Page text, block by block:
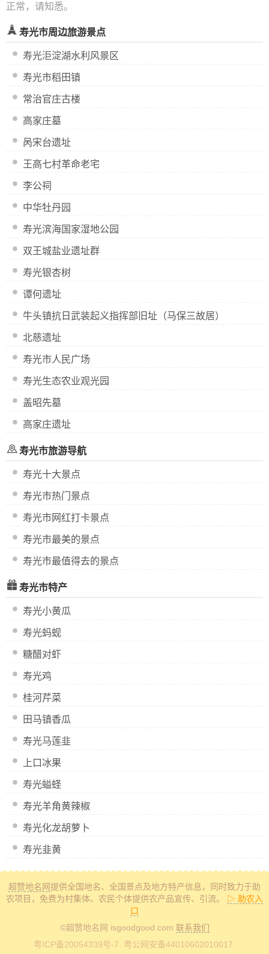
正常，请知悉。
寿光市周边旅游景点
寿光洰淀湖水利风景区
寿光市稻田镇
常治官庄古楼
高家庄墓
呙宋台遗址
王高七村革命老宅
李公祠
中华牡丹园
寿光滨海国家湿地公园
双王城盐业遗址群
寿光银杏树
谭何遗址
牛头镇抗日武装起义指挥部旧址（马保三故居）
北慈遗址
寿光市人民广场
寿光生态农业观光园
盖昭先墓
高家庄遗址
寿光市旅游导航
寿光十大景点
寿光市热门景点
寿光市网红打卡景点
寿光市最美的景点
寿光市最值得去的景点
寿光市特产
寿光小黄瓜
寿光蚂蚬
糖醋对虾
寿光鸡
桂河芹菜
田马镇香瓜
寿光马莲韭
上口冰果
寿光螠蛏
寿光羊角黄辣椒
寿光化龙胡萝卜
寿光韭黄
超赞地名网提供全国地名、全国景点及地方特产信息 ，同时致力于助
农项目，免费为村集体、农民个体提供农产品宣传、引流。 ▷ 助农入
口
©超赞地名网 isgoodgood.com 联系我们
粤ICP备20054339号-7 . 粤公网安备44010602010017.